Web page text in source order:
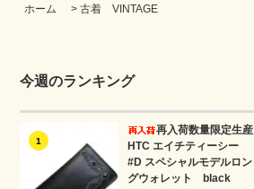
ホーム
> 古着 VINTAGE
今週のランキング
1
再入荷数量限定生産
HTC エイチティーシー
#D スペシャルモデルロン
グウォレット black